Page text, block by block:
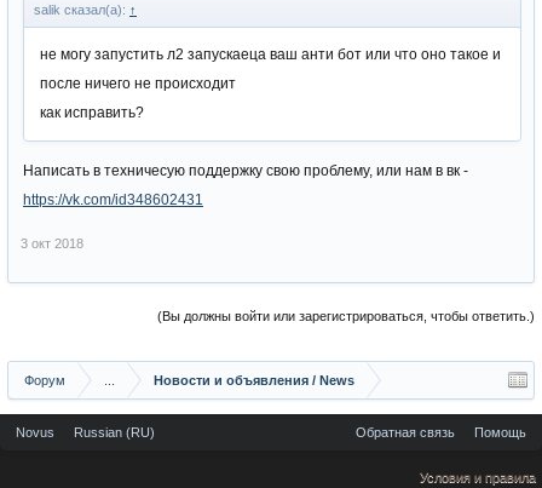
salik сказал(а): ↑
не могу запустить л2 запускаеца ваш анти бот или что оно такое и
после ничего не происходит
как исправить?
Написать в техничесую поддержку свою проблему, или нам в вк -
https://vk.com/id348602431
3 окт 2018
(Вы должны войти или зарегистрироваться, чтобы ответить.)
Форум Новости и объявления / News
Novus Russian (RU) Обратная связь Помощь
Условия и правила